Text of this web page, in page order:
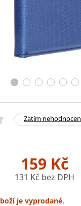
Zatím nehodnocen
159 Kč
131 Kč bez DPH
je vyprodané.